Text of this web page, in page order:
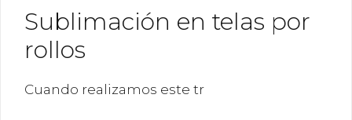
Sublimación en telas por
rollos
Cuando realizamos este tr